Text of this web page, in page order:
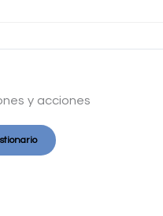
y acciones